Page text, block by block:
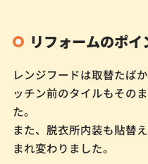
リフォームのポイ
レンジフードは取替たば
ッチン前のタイルもその
た。
また、脱衣所内装も貼替
まれ変わりました。